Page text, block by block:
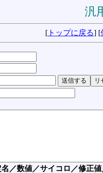
汎
[ トップに戻る] [
／数値／サイコロ／修正